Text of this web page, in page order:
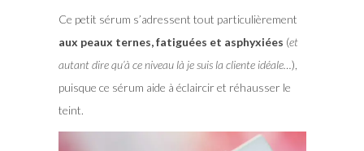
Ce petit sérum s’adressent tout particulièrement
aux peaux ternes, fatiguées et asphyxiées (et
autant dire qu’à ce niveau là je suis la cliente idéale…),
puisque ce sérum aide à éclaircir et réhausser le
teint.